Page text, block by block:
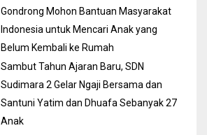
Gondrong Mohon Bantuan Masyarakat
Indonesia untuk Mencari Anak yang
Belum Kembali ke Rumah
Sambut Tahun Ajaran Baru, SDN
Sudimara 2 Gelar Ngaji Bersama dan
Santuni Yatim dan Dhuafa Sebanyak 27
Anak